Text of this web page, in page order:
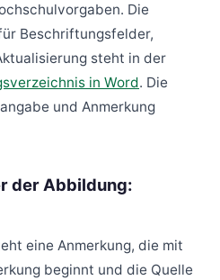
Die
Beschriftungsfelder,
steht in der
in Word. Die
und Anmerkung
der Abbildung:
eine Anmerkung, die mit
beginnt und die Quelle